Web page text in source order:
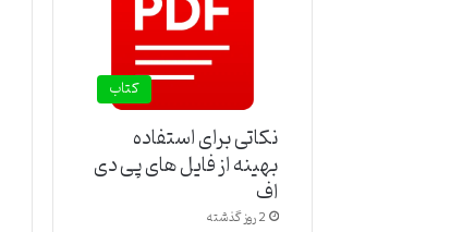
کتاب
نکاتی برای استفاده
بهینه از فایل های پی دی
اف
2 روز گذشته